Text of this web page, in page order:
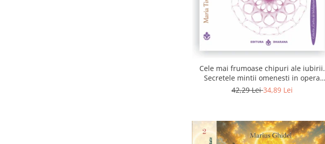
Cele mai frumoase chipuri ale iubirii.
Secretele mintii omenesti in opera
marelui initiat, Rumi
42,29 Lei34,89 Lei